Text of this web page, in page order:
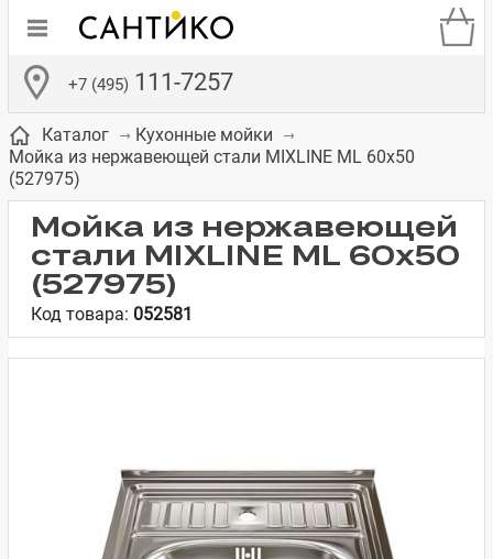
+7 (495) 111-7257
Бачки для
унитазов
Смесители для
встраиваемых
систем
Зеркало-шкаф
Полки в ванную
Каталог
Кухонные мойки
Мойка из нержавеющей стали MIXLINE ML 60x50
(527975)
Мойка из нержавеющей
стали MIXLINE ML 60x50
(527975)
Код товара: 052581